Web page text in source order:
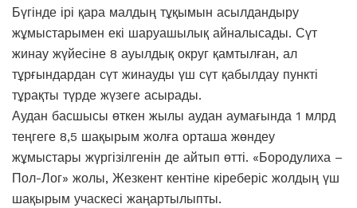
Бүгінде ірі қара малдың тұқымын асылдандыру
жұмыстарымен екі шаруашылық айналысады. Сүт
жинау жүйесіне 8 ауылдық округ қамтылған, ал
тұрғындардан сүт жинауды үш сүт қабылдау пункті
тұрақты түрде жүзеге асырады.
Аудан басшысы өткен жылы аудан аумағында 1 млрд
теңгеге 8,5 шақырым жолға орташа жөндеу
жұмыстары жүргізілгенін де айтып өтті. «Бородулиха –
Пол-Лог» жолы, Жезкент кентіне кіреберіс жолдың үш
шақырым учаскесі жаңартылыпты.